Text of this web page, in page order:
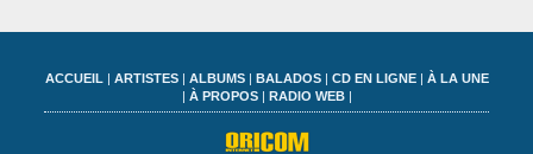
ACCUEIL| ARTISTES| ALBUMS| BALADOS| CD EN LIGNE| À LA UNE
À PROPOS| RADIO WEB|